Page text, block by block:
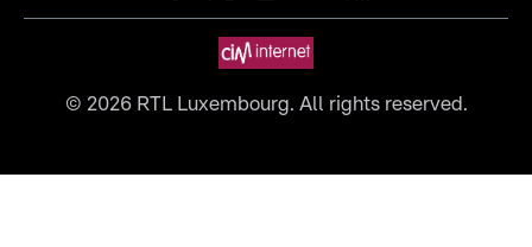
© 2026RTL Luxembourg. All rights reserved.